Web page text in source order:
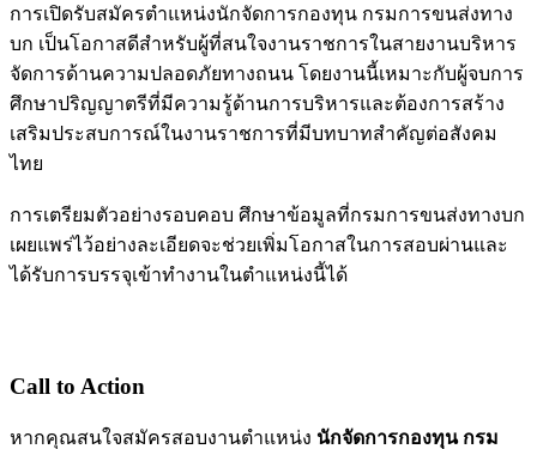
การเปิดรับสมัครตำแหน่งนักจัดการกองทุน กรมการขนส่งทาง
บก เป็นโอกาสดีสำหรับผู้ที่สนใจงานราชการในสายงานบริหาร
จัดการด้านความปลอดภัยทางถนน โดยงานนี้เหมาะกับผู้จบการ
ศึกษาปริญญาตรีที่มีความรู้ด้านการบริหารและต้องการสร้าง
เสริมประสบการณ์ในงานราชการที่มีบทบาทสำคัญต่อสังคม
ไทย
การเตรียมตัวอย่างรอบคอบ ศึกษาข้อมูลที่กรมการขนส่งทางบก
เผยแพร่ไว้อย่างละเอียดจะช่วยเพิ่มโอกาสในการสอบผ่านและ
ได้รับการบรรจุเข้าทำงานในตำแหน่งนี้ได้
Call to Action
หากคุณสนใจสมัครสอบงานตำแหน่ง นักจัดการกองทุน กรม